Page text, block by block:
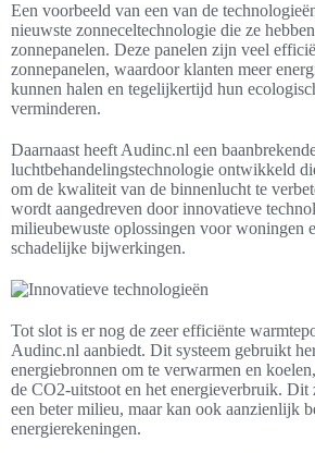
Een voorbeeld van een van de
nieuwste zonneceltechnologie die ze
zonnepanelen. Deze panelen zijn veel
zonnepanelen, waardoor klanten meer
kunnen halen en tegelijkertijd hun
verminderen.
Daarnaast heeft Audinc.nl een
luchtbehandelingstechnologie ontwikkeld
om de kwaliteit van de binnenlucht te
wordt aangedreven door innovatieve
milieubewuste oplossingen voor woningen
schadelijke bijwerkingen.
Tot slot is er nog de zeer efficiënte
Audinc.nl aanbiedt. Dit systeem gebruikt
energiebronnen om te verwarmen en
de CO2-uitstoot en het energieverbruik. Dit
een beter milieu, maar kan ook aanzienlijk
energierekeningen.